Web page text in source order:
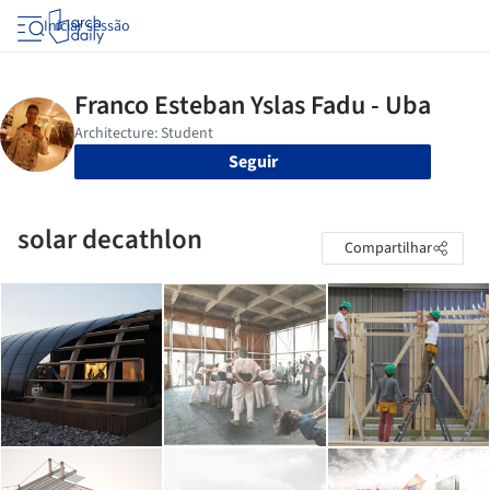
Iniciar sessão
Seguir
solar decathlon Compartilhar